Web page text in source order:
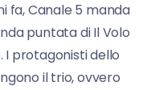
fa, Canale 5 manda
puntata di Il Volo
I protagonisti dello
il trio, ovvero